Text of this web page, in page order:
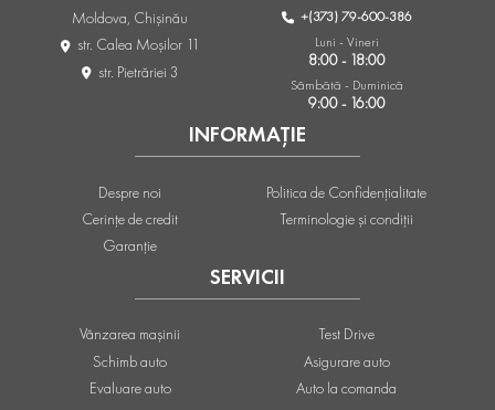
SERVICII
Vânzarea mașinii
Schimb auto
Evaluare auto
Test Drive
Asigurare auto
Auto la comanda
INFORMAȚIE
Despre noi
Cerințe de credit
Garanție
Politica de Confidențialitate
Terminologie și condiții
Moldova, Chişinău
str. Calea Moşilor 11
str. Pietrăriei 3
+(373) 79-600-386
Luni - Vineri
8:00 - 18:00
Sâmbătă - Duminică
9:00 - 16:00